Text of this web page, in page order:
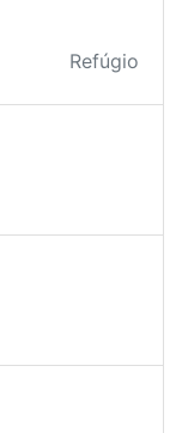
Refúgio